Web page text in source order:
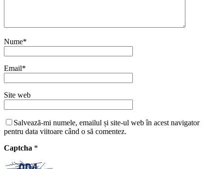
Nume*
Email*
Site web
Salvează-mi numele, emailul și site-ul web în acest navigator
pentru data viitoare când o să comentez.
Captcha *